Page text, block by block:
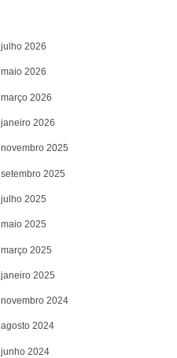
julho 2026
maio 2026
março 2026
janeiro 2026
novembro 2025
setembro 2025
julho 2025
maio 2025
março 2025
janeiro 2025
novembro 2024
agosto 2024
junho 2024